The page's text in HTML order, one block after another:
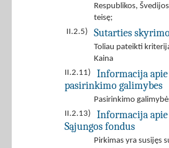
Respublikos,
teisę;
II.2.5)
Sutarties
Toliau pateikti
Kaina
II.2.11)
Informacija apie
pasirinkimo galimybes
Pasirinkimo
II.2.13)
Informacija
Sąjungos fondus
Pirkimas yra susijęs